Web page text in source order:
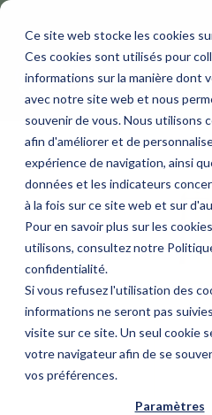
Ce site web stocke les cookies
Ces cookies sont utilisés pour
informations sur la manière dont
avec notre site web et nous
souvenir de vous. Nous utilisons
afin d'améliorer et de
expérience de navigation, ainsi
données et les indicateurs
à la fois sur ce site web et sur
Pour en savoir plus sur les
utilisons, consultez notre
confidentialité.
Si vous refusez l'utilisation des
informations ne seront pas
visite sur ce site. Un seul cookie
votre navigateur afin de se
vos préférences.
Paramètres